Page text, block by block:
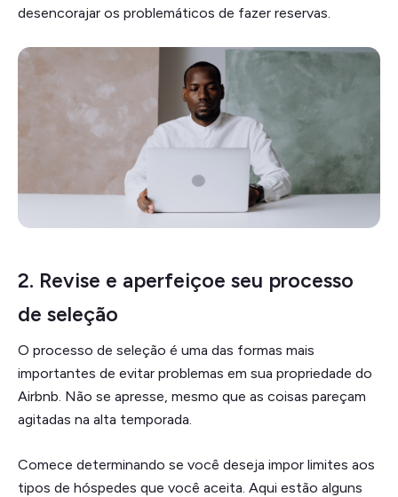
desencorajar os problemáticos de fazer reservas.
2. Revise e aperfeiçoe seu processo
de seleção
O processo de seleção é uma das formas mais
importantes de evitar problemas em sua propriedade do
Airbnb. Não se apresse, mesmo que as coisas pareçam
agitadas na alta temporada.
Comece determinando se você deseja impor limites aos
tipos de hóspedes que você aceita. Aqui estão alguns